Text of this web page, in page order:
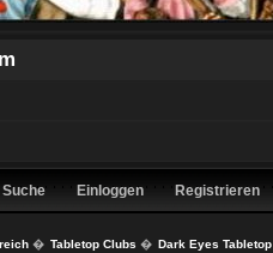
Suche Einloggen Registrieren
� Tabletop Clubs � Dark Eyes